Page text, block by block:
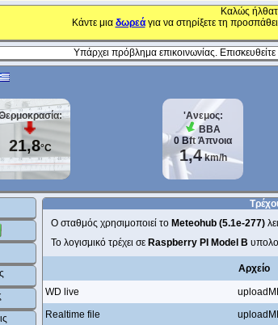
Καλώς
Κάντε μια δωρεάγια να στηρίξετε τη
Υπάρχει πρόβλημα επικοινωνίας.
21,8°C
'Ανεμος:
ΒΒΑ
0 BftΆπνοια
1,4km/h
Ο σταθμός χρησιμοποιεί το Meteohub (5.1e-277)
Το λογισμικό τρέχει σε Raspberry PI Model B
Αρχείο
WD live
Realtime file